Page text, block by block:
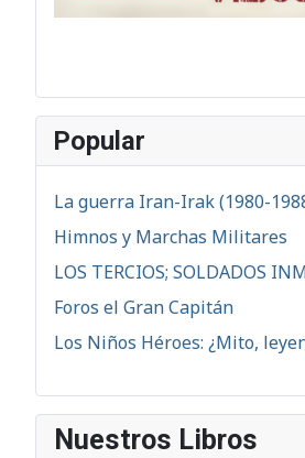
Popular
La guerra Iran-Irak (1980-
Himnos y Marchas Militares
LOS TERCIOS; SOLDADOS
Foros el Gran Capitán
Los Niños Héroes: ¿Mito,
Nuestros Libros